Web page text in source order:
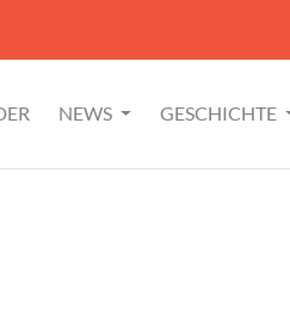
NEWS GESCHICHTE